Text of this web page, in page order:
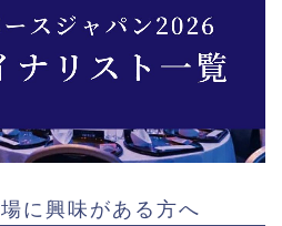
に興味がある方へ